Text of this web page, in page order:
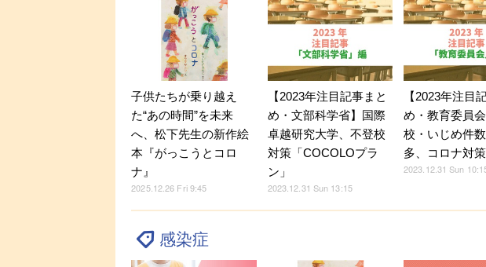
子供たちが乗り越え
た“あの時間”を未来
へ、松下先生の新作絵
本『がっこうとコロ
ナ』
2025.12.26 Fri 9:45
【2023年注目記事まと
め・文部科学省】国際
卓越研究大学、不登校
対策「COCOLOプラ
ン」
2023.12.31 Sun 13:15
【2023年注目
め・教育委員
校・いじめ件
多、コロナ対策
2023.12.31 Sun
感染症